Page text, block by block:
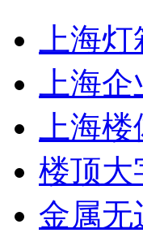
上海
上海
上海
楼顶大
金属无